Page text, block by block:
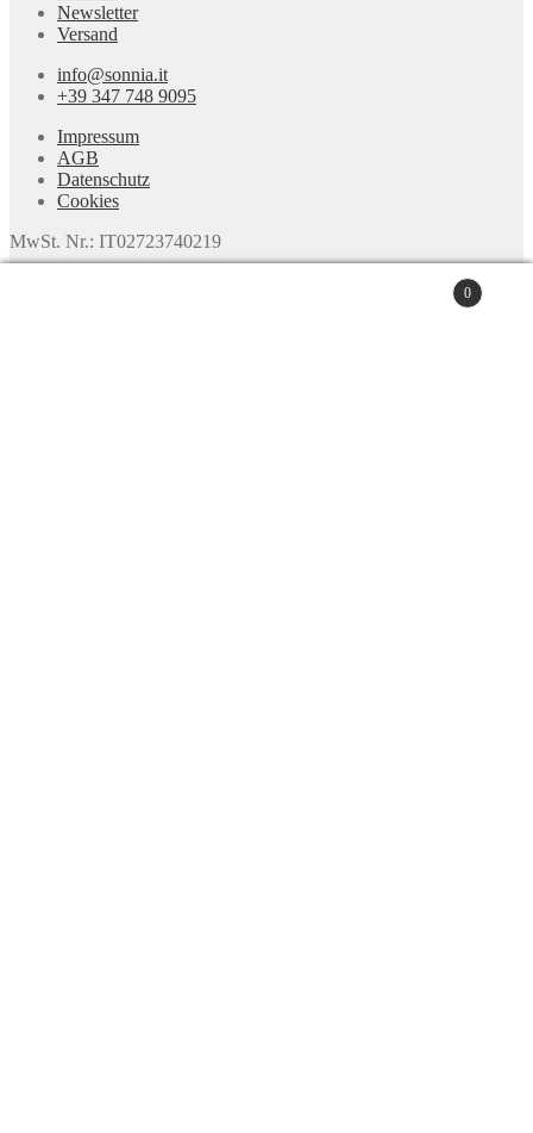
Newsletter
Versand
info@sonnia.it
+39 347 748 9095
Impressum
AGB
Datenschutz
Cookies
MwSt. Nr.: IT02723740219
0